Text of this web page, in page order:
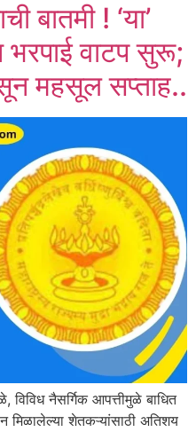
बातमी ! ‘या’
वाटप सुरू;
महसूल सप्ताह..
विविध नैसर्गिक आपत्तीमुळे बाधित
मिळालेल्या शेतकऱ्यांसाठी अतिशय